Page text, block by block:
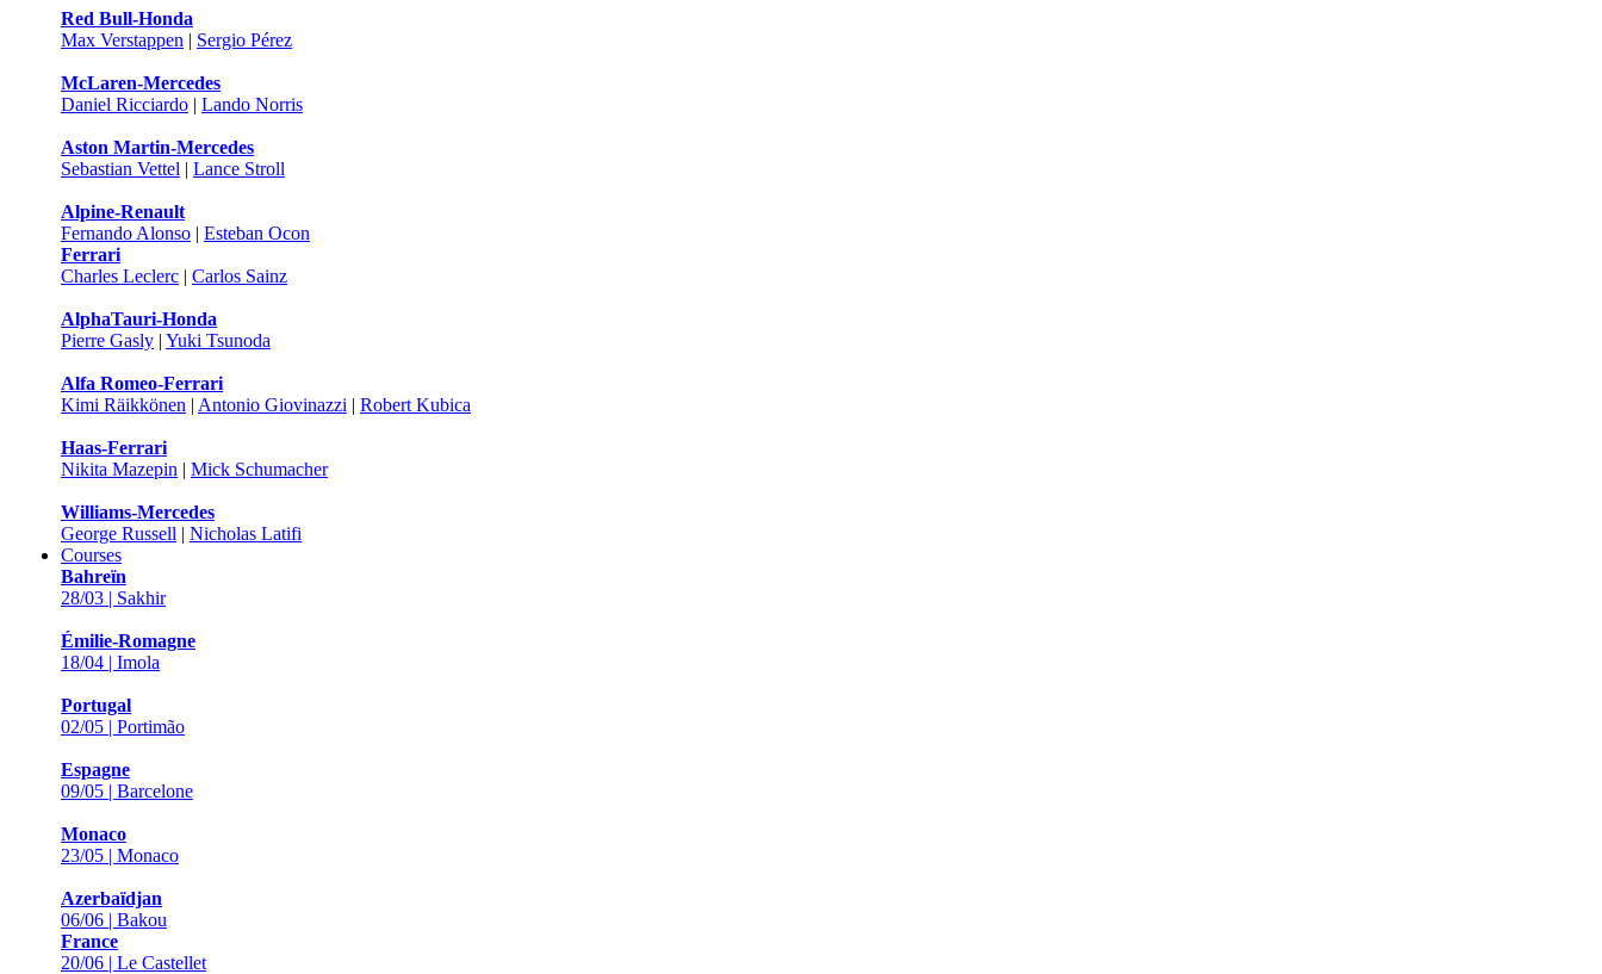
Red Bull-Honda
Max Verstappen | Sergio Pérez
McLaren-Mercedes
Daniel Ricciardo | Lando Norris
Aston Martin-Mercedes
Sebastian Vettel | Lance Stroll
Alpine-Renault
Fernando Alonso | Esteban Ocon
Ferrari
Charles Leclerc | Carlos Sainz
AlphaTauri-Honda
Pierre Gasly | Yuki Tsunoda
Alfa Romeo-Ferrari
Kimi Räikkönen | Antonio Giovinazzi | Robert Kubica
Haas-Ferrari
Nikita Mazepin | Mick Schumacher
Williams-Mercedes
George Russell | Nicholas Latifi
Courses
Bahreïn
28/03 | Sakhir
Émilie-Romagne
18/04 | Imola
Portugal
02/05 | Portimão
Espagne
09/05 | Barcelone
Monaco
23/05 | Monaco
Azerbaïdjan
06/06 | Bakou
France
20/06 | Le Castellet